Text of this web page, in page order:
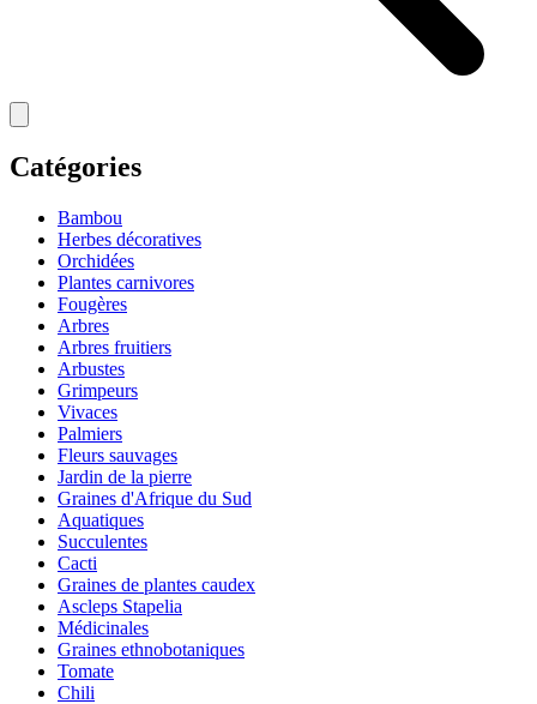
Catégories
Bambou
Herbes décoratives
Orchidées
Plantes carnivores
Fougères
Arbres
Arbres fruitiers
Arbustes
Grimpeurs
Vivaces
Palmiers
Fleurs sauvages
Jardin de la pierre
Graines d'Afrique du Sud
Aquatiques
Succulentes
Cacti
Graines de plantes caudex
Ascleps Stapelia
Médicinales
Graines ethnobotaniques
Tomate
Chili